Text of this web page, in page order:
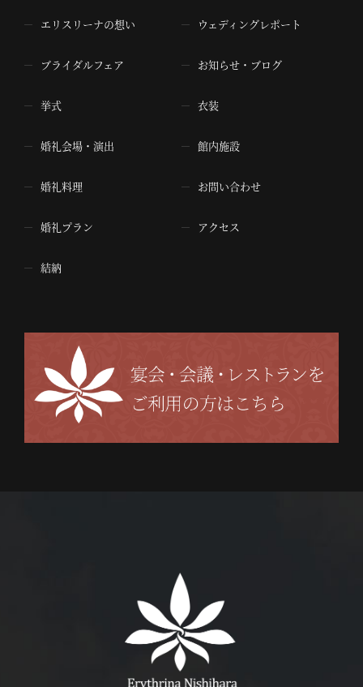
エリスリーナの想い
ブライダルフェア
挙式
婚礼会場・演出
婚礼料理
婚礼プラン
結納
ウェディングレポート
お知らせ・ブログ
衣装
館内施設
お問い合わせ
アクセス